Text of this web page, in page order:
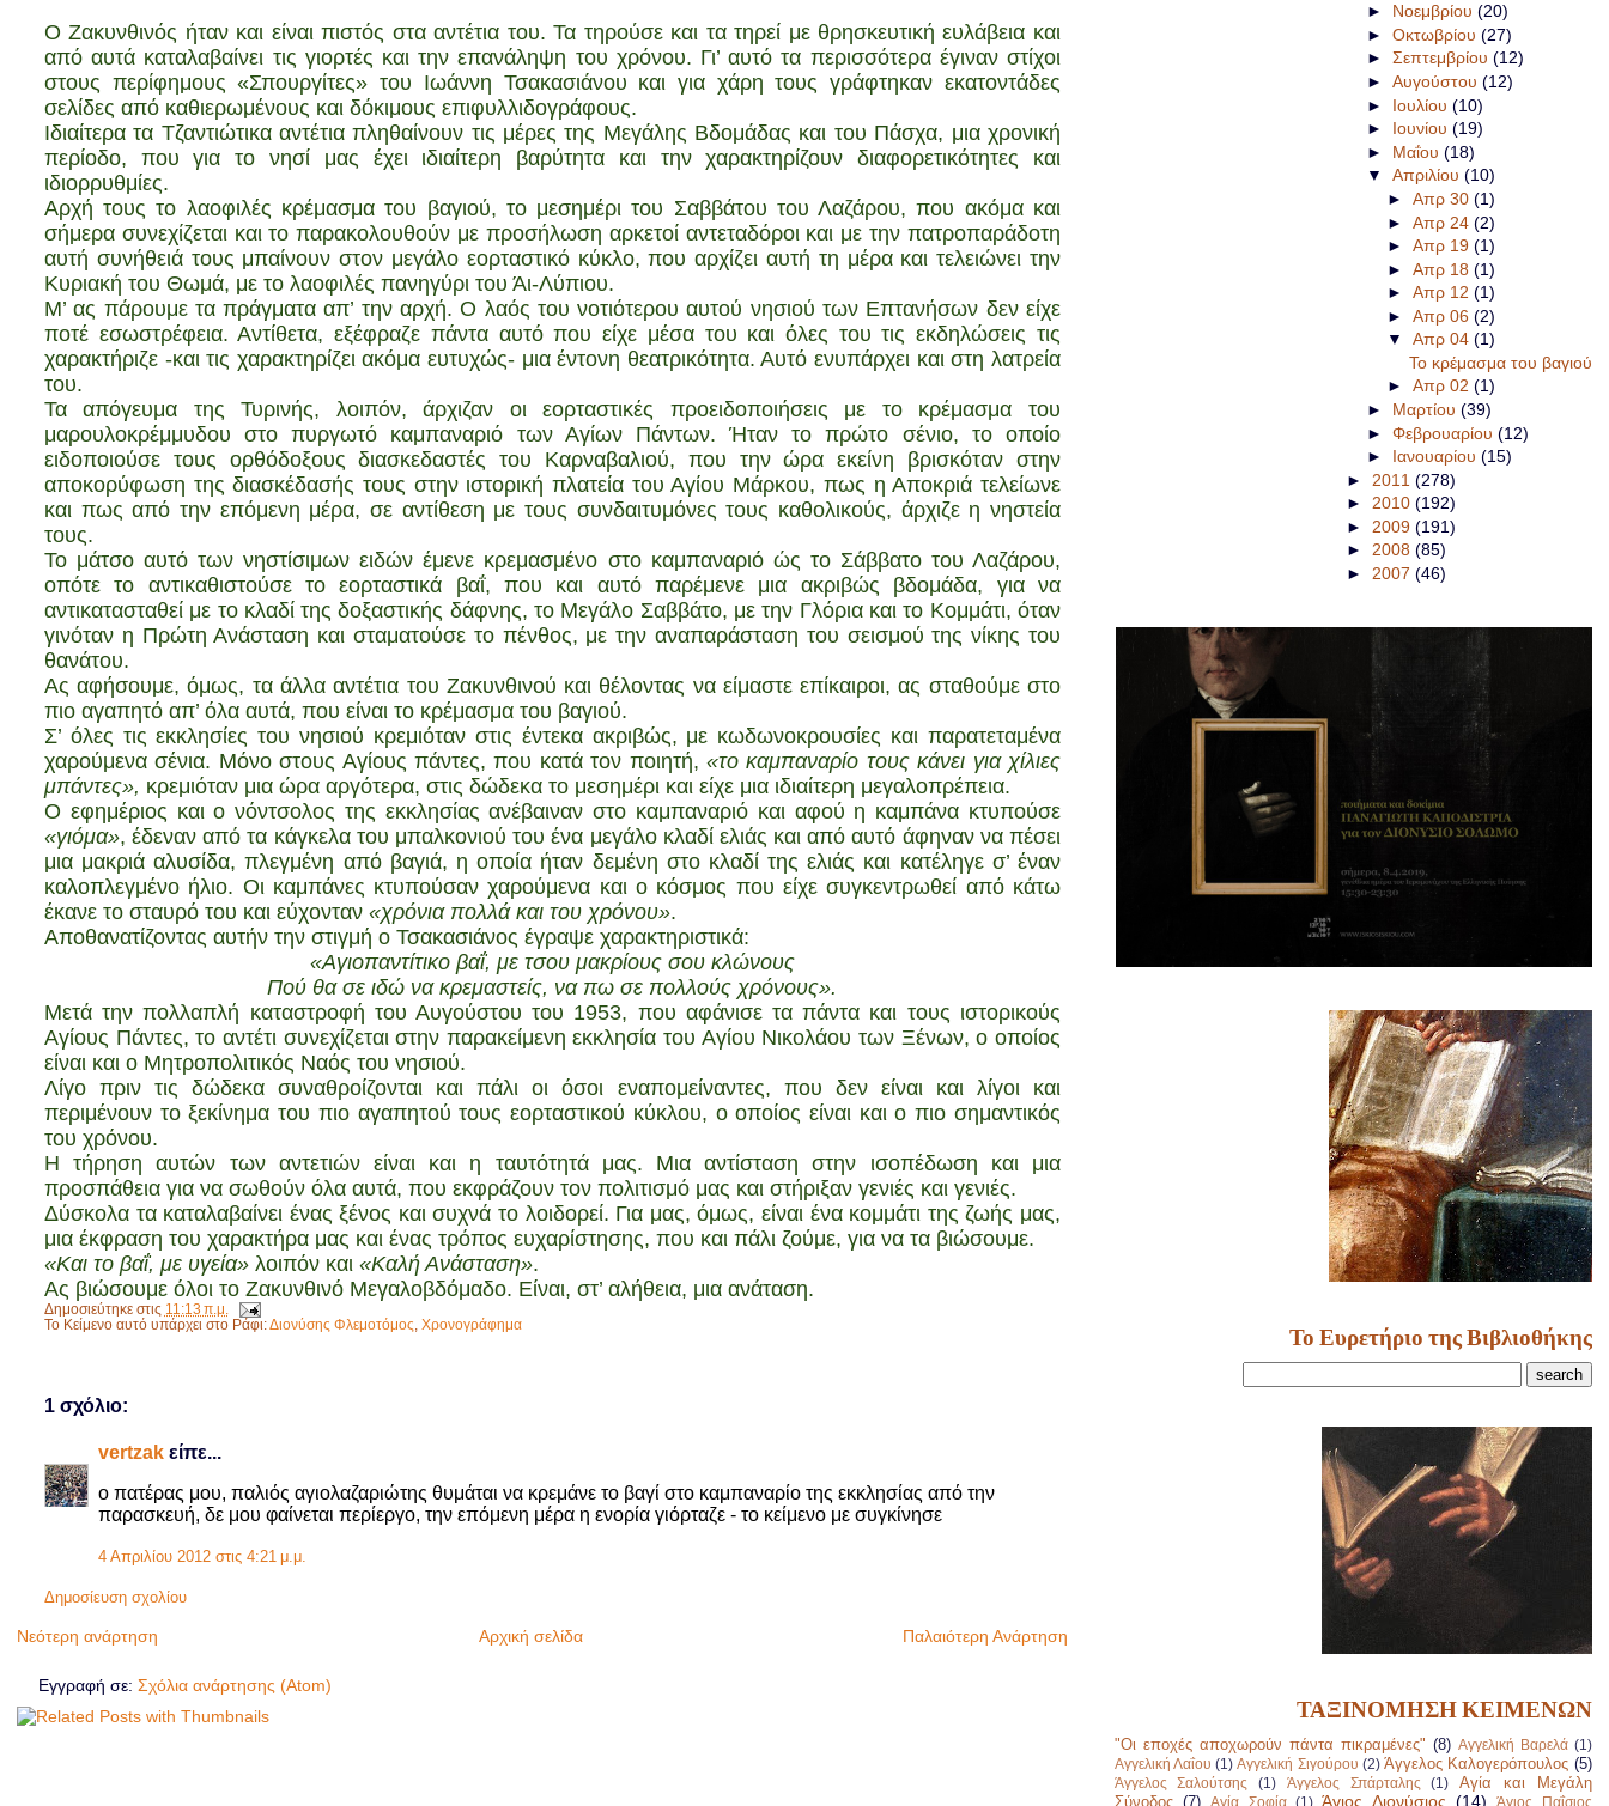
Ο Ζακυνθινός ήταν και είναι πιστός στα αντέτια του. Τα τηρούσε και τα τηρεί με θρησκευτική ευλάβεια και
από αυτά καταλαβαίνει τις γιορτές και την επανάληψη του χρόνου. Γι’ αυτό τα περισσότερα έγιναν στίχοι
στους περίφημους «Σπουργίτες» του Ιωάννη Τσακασιάνου και για χάρη τους γράφτηκαν εκατοντάδες
σελίδες από καθιερωμένους και δόκιμους επιφυλλιδογράφους.
Ιδιαίτερα τα Τζαντιώτικα αντέτια πληθαίνουν τις μέρες της Μεγάλης Βδομάδας και του Πάσχα, μια χρονική
περίοδο, που για το νησί μας έχει ιδιαίτερη βαρύτητα και την χαρακτηρίζουν διαφορετικότητες και
ιδιορρυθμίες.
Αρχή τους το λαοφιλές κρέμασμα του βαγιού, το μεσημέρι του Σαββάτου του Λαζάρου, που ακόμα και
σήμερα συνεχίζεται και το παρακολουθούν με προσήλωση αρκετοί αντεταδόροι και με την πατροπαράδοτη
αυτή συνήθειά τους μπαίνουν στον μεγάλο εορταστικό κύκλο, που αρχίζει αυτή τη μέρα και τελειώνει την
Κυριακή του Θωμά, με το λαοφιλές πανηγύρι του Άι-Λύπιου.
Μ’ ας πάρουμε τα πράγματα απ’ την αρχή. Ο λαός του νοτιότερου αυτού νησιού των Επτανήσων δεν είχε
ποτέ εσωστρέφεια. Αντίθετα, εξέφραζε πάντα αυτό που είχε μέσα του και όλες του τις εκδηλώσεις τις
χαρακτήριζε -και τις χαρακτηρίζει ακόμα ευτυχώς- μια έντονη θεατρικότητα. Αυτό ενυπάρχει και στη λατρεία
του.
Τα απόγευμα της Τυρινής, λοιπόν, άρχιζαν οι εορταστικές προειδοποιήσεις με το κρέμασμα του
μαρουλοκρέμμυδου στο πυργωτό καμπαναριό των Αγίων Πάντων. Ήταν το πρώτο σένιο, το οποίο
ειδοποιούσε τους ορθόδοξους διασκεδαστές του Καρναβαλιού, που την ώρα εκείνη βρισκόταν στην
αποκορύφωση της διασκέδασής τους στην ιστορική πλατεία του Αγίου Μάρκου, πως η Αποκριά τελείωνε
και πως από την επόμενη μέρα, σε αντίθεση με τους συνδαιτυμόνες τους καθολικούς, άρχιζε η νηστεία
τους.
Το μάτσο αυτό των νηστίσιμων ειδών έμενε κρεμασμένο στο καμπαναριό ώς το Σάββατο του Λαζάρου,
οπότε το αντικαθιστούσε το εορταστικά βαΐ, που και αυτό παρέμενε μια ακριβώς βδομάδα, για να
αντικατασταθεί με το κλαδί της δοξαστικής δάφνης, το Μεγάλο Σαββάτο, με την Γλόρια και το Κομμάτι, όταν
γινόταν η Πρώτη Ανάσταση και σταματούσε το πένθος, με την αναπαράσταση του σεισμού της νίκης του
θανάτου.
Ας αφήσουμε, όμως, τα άλλα αντέτια του Ζακυνθινού και θέλοντας να είμαστε επίκαιροι, ας σταθούμε στο
πιο αγαπητό απ’ όλα αυτά, που είναι το κρέμασμα του βαγιού.
Σ’ όλες τις εκκλησίες του νησιού κρεμιόταν στις έντεκα ακριβώς, με κωδωνοκρουσίες και παρατεταμένα
χαρούμενα σένια. Μόνο στους Αγίους πάντες, που κατά τον ποιητή, «το καμπαναρίο τους κάνει για χίλιες
μπάντες», κρεμιόταν μια ώρα αργότερα, στις δώδεκα το μεσημέρι και είχε μια ιδιαίτερη μεγαλοπρέπεια.
Ο εφημέριος και ο νόντσολος της εκκλησίας ανέβαιναν στο καμπαναριό και αφού η καμπάνα κτυπούσε
«γιόμα», έδεναν από τα κάγκελα του μπαλκονιού του ένα μεγάλο κλαδί ελιάς και από αυτό άφηναν να πέσει
μια μακριά αλυσίδα, πλεγμένη από βαγιά, η οποία ήταν δεμένη στο κλαδί της ελιάς και κατέληγε σ’ έναν
καλοπλεγμένο ήλιο. Οι καμπάνες κτυπούσαν χαρούμενα και ο κόσμος που είχε συγκεντρωθεί από κάτω
έκανε το σταυρό του και εύχονταν «χρόνια πολλά και του χρόνου».
Αποθανατίζοντας αυτήν την στιγμή ο Τσακασιάνος έγραψε χαρακτηριστικά:
«Αγιοπαντίτικο βαΐ, με τσου μακρίους σου κλώνους
Πού θα σε ιδώ να κρεμαστείς, να πω σε πολλούς χρόνους».
Μετά την πολλαπλή καταστροφή του Αυγούστου του 1953, που αφάνισε τα πάντα και τους ιστορικούς
Αγίους Πάντες, το αντέτι συνεχίζεται στην παρακείμενη εκκλησία του Αγίου Νικολάου των Ξένων, ο οποίος
είναι και ο Μητροπολιτικός Ναός του νησιού.
Λίγο πριν τις δώδεκα συναθροίζονται και πάλι οι όσοι εναπομείναντες, που δεν είναι και λίγοι και
περιμένουν το ξεκίνημα του πιο αγαπητού τους εορταστικού κύκλου, ο οποίος είναι και ο πιο σημαντικός
του χρόνου.
Η τήρηση αυτών των αντετιών είναι και η ταυτότητά μας. Μια αντίσταση στην ισοπέδωση και μια
προσπάθεια για να σωθούν όλα αυτά, που εκφράζουν τον πολιτισμό μας και στήριξαν γενιές και γενιές.
Δύσκολα τα καταλαβαίνει ένας ξένος και συχνά το λοιδορεί. Για μας, όμως, είναι ένα κομμάτι της ζωής μας,
μια έκφραση του χαρακτήρα μας και ένας τρόπος ευχαρίστησης, που και πάλι ζούμε, για να τα βιώσουμε.
«Και το βαΐ, με υγεία»λοιπόν και «Καλή Ανάσταση».
Ας βιώσουμε όλοι το Ζακυνθινό Μεγαλοβδόμαδο. Είναι, στ’ αλήθεια, μια ανάταση.
Δημοσιεύτηκε στις 11:13 π.μ.
Το Κείμενο αυτό υπάρχει στο Ράφι:Διονύσης Φλεμοτόμος Χρονογράφημα
1 σχόλιο:
vertzakείπε...
ο πατέρας μου, παλιός αγιολαζαριώτης θυμάται να κρεμάνε το βαγί στο καμπαναρίο της εκκλησίας από την
παρασκευή, δε μου φαίνεται περίεργο, την επόμενη μέρα η ενορία γιόρταζε - το κείμενο με συγκίνησε
4 Απριλίου 2012 στις 4:21 μ.μ.
Δημοσίευση σχολίου
Νεότερη ανάρτηση Παλαιότερη Ανάρτηση
Αρχική σελίδα
Εγγραφή σε: Σχόλια ανάρτησης (Atom)
► Νοεμβρίου (20)
► Οκτωβρίου (27)
► Σεπτεμβρίου (12)
► Αυγούστου (12)
► Ιουλίου (10)
► Ιουνίου (19)
► Μαΐου (18)
▼ Απριλίου (10)
►Απρ 30(1)
►Απρ 24(2)
►Απρ 19(1)
►Απρ 18(1)
►Απρ 12(1)
►Απρ 06(2)
▼Απρ 04(1)
Το κρέμασμα του βαγιού
►Απρ 02(1)
► Μαρτίου (39)
► Φεβρουαρίου (12)
► Ιανουαρίου (15)
► 2011 (278)
► 2010 (192)
► 2009 (191)
► 2008 (85)
► 2007 (46)
Το Ευρετήριο της Βιβλιοθήκης
ΤΑΞΙΝΟΜΗΣΗ ΚΕΙΜΕΝΩΝ
"Οι εποχές αποχωρούν πάντα πικραμένες" (8) Αγγελική Βαρελά (1)
Αγγελική Λαΐου (1) Αγγελική Σιγούρου (2) Άγγελος Καλογερόπουλος (5)
Άγγελος Σαλούτσης (1) Άγγελος Σπάρταλης (1)
Αγία και Μεγάλη
Σύνοδος (7) Αγία Σοφία (1) Άγιος Διονύσιος (14) Άγιος Παΐσιος